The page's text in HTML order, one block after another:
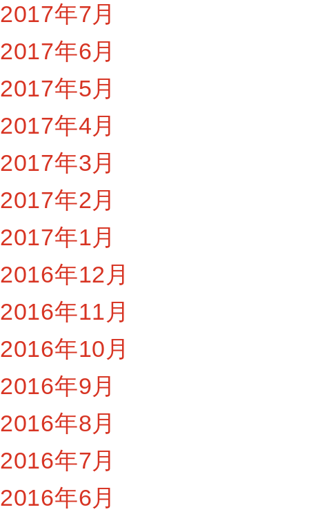
2017年7月
2017年6月
2017年5月
2017年4月
2017年3月
2017年2月
2017年1月
2016年12月
2016年11月
2016年10月
2016年9月
2016年8月
2016年7月
2016年6月